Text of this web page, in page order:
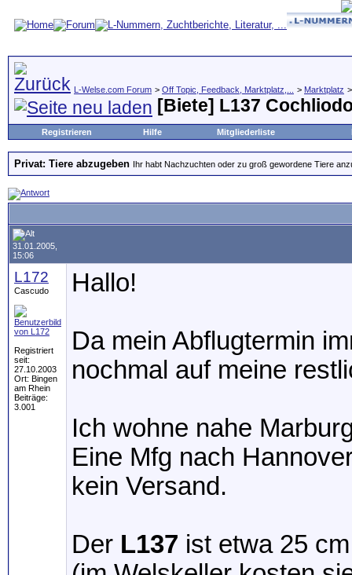
L-Welse.com Forum > Off Topic, Feedback, Marktplatz,... > Marktplatz
[Biete] L137
Registrieren Hilfe Mitgliederliste
Privat: Tiere abzugeben Ihr habt Nachzuchten oder zu groß gewordene Tiere
31.01.2005,
15:06
L172
Cascudo
Registriert
seit:
27.10.2003
Ort: Bingen
am Rhein
Beiträge:
3.001
Hallo!
Da mein Abflugtermin
nochmal auf meine
Ich wohne nahe
Eine Mfg nach
kein Versand.
Der L137 ist etwa 25